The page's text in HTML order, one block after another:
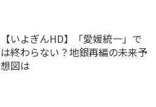
【いよぎんHD】「愛媛統一」で
は終わらない？地銀再編の未来予
想図は